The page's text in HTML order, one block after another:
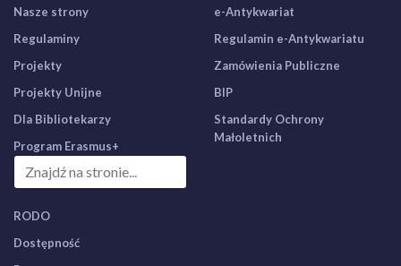
Nasze strony
Regulaminy
Projekty
Projekty Unijne
Dla Bibliotekarzy
Program Erasmus+
e-Antykwariat
Regulamin e-Antykwariatu
Zamówienia Publiczne
BIP
Standardy Ochrony
Małoletnich
RODO
Dostępność